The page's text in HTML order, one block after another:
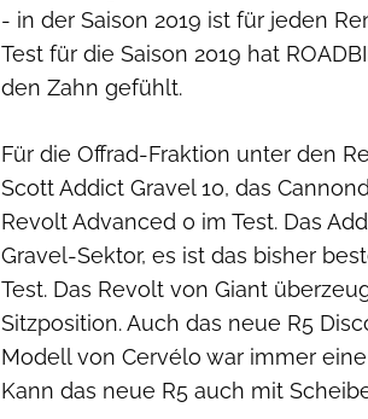
- in der Saison 2019 ist für jeden
Test für die Saison 2019 hat
den Zahn gefühlt.
Für die Offrad-Fraktion unter den
Scott Addict Gravel 10, das
Revolt Advanced 0 im Test. Das
Gravel-Sektor, es ist das bisher
Test. Das Revolt von Giant
Sitzposition. Auch das neue R5
Modell von Cervélo war immer
Kann das neue R5 auch mit